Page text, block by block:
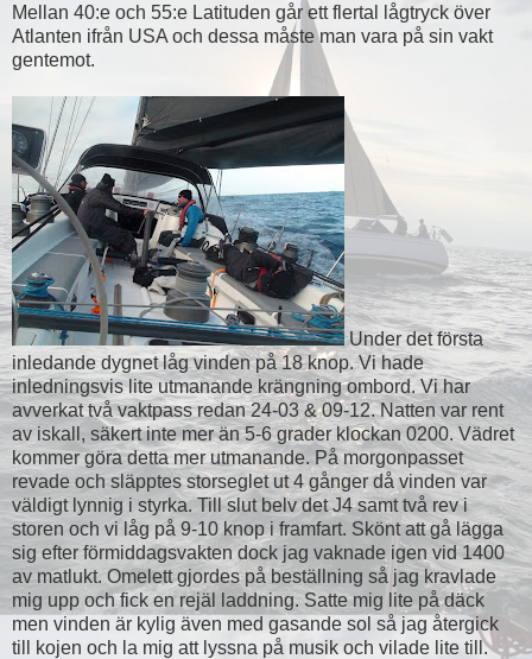
Mellan 40:e och 55:e Latituden går ett flertal lågtryck över
Atlanten ifrån USA och dessa måste man vara på sin vakt
gentemot.
Under det första
inledande dygnet låg vinden på 18 knop. Vi hade
inledningsvis lite utmanande krängning ombord. Vi har
avverkat två vaktpass redan 24-03 & 09-12. Natten var rent
av iskall, säkert inte mer än 5-6 grader klockan 0200. Vädret
kommer göra detta mer utmanande. På morgonpasset
revade och släpptes storseglet ut 4 gånger då vinden var
väldigt lynnig i styrka. Till slut belv det J4 samt två rev i
storen och vi låg på 9-10 knop i framfart. Skönt att gå lägga
sig efter förmiddagsvakten dock jag vaknade igen vid 1400
av matlukt. Omelett gjordes på beställning så jag kravlade
mig upp och fick en rejäl laddning. Satte mig lite på däck
men vinden är kylig även med gasande sol så jag återgick
till kojen och la mig att lyssna på musik och vilade lite till.